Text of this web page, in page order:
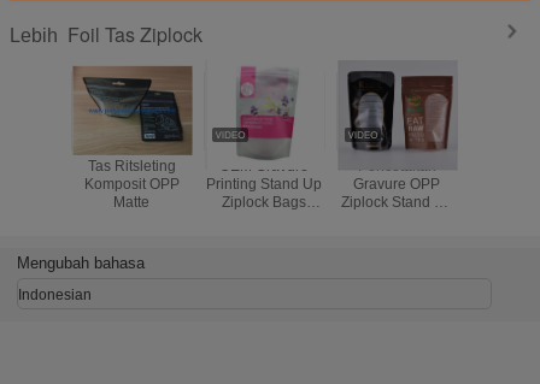
Lebih Foil Tas Ziplock
Tas Ritsleting
Komposit OPP
Matte
OEM Gravure
Printing Stand Up
Ziplock Bags
Gravure OPP
Ziplock Stand Up
Mengubah bahasa
Indonesian